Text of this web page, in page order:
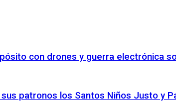
con drones y guerra electrónica
patronos los Santos Niños Justo y